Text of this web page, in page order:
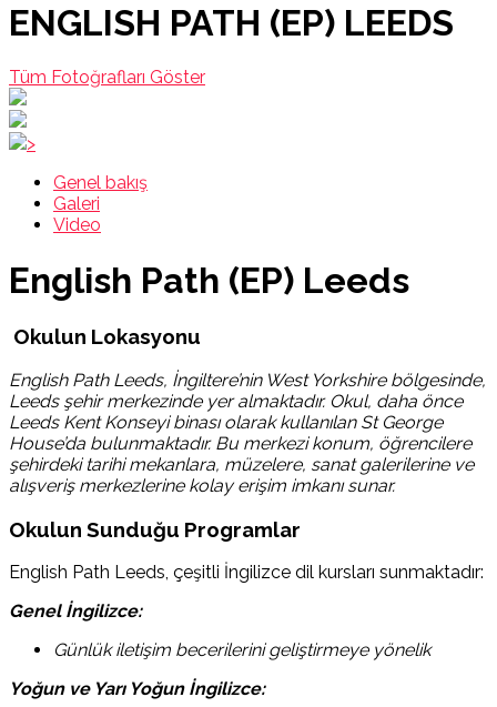
ENGLISH PATH (EP) LEEDS
Tüm Fotoğrafları Göster
>
Genel bakış
Galeri
Video
English Path (EP) Leeds
Okulun Lokasyonu
English Path Leeds, İngiltere’nin West Yorkshire bölgesinde,
Leeds şehir merkezinde yer almaktadır. Okul, daha önce
Leeds Kent Konseyi binası olarak kullanılan St George
House’da bulunmaktadır. Bu merkezi konum, öğrencilere
şehirdeki tarihi mekanlara, müzelere, sanat galerilerine ve
alışveriş merkezlerine kolay erişim imkanı sunar.
Okulun Sunduğu Programlar
English Path Leeds, çeşitli İngilizce dil kursları sunmaktadır:
Genel İngilizce:
Günlük iletişim becerilerini geliştirmeye yönelik
Yoğun ve Yarı Yoğun İngilizce: